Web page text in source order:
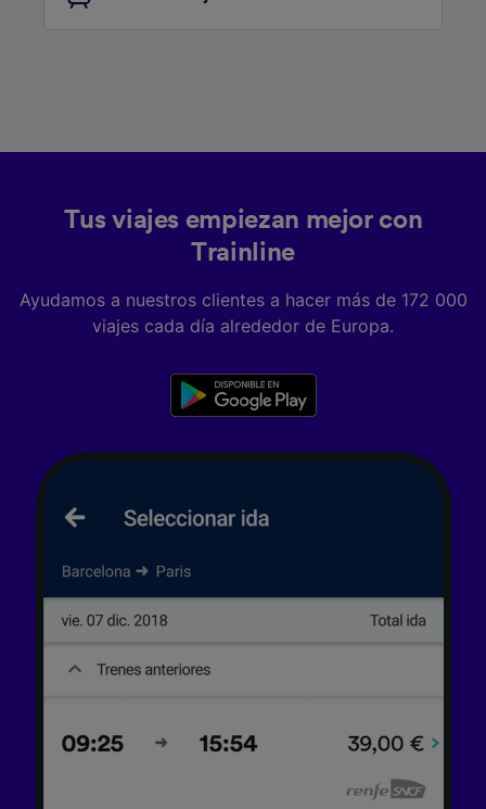
Tus viajes empiezan mejor con
Trainline
Ayudamos a nuestros clientes a hacer más de 172 000
viajes cada día alrededor de Europa.